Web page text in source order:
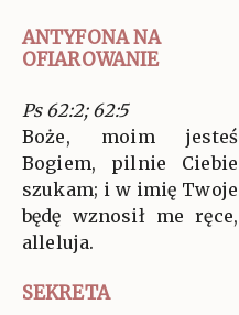
ANTYFONA NA
OFIAROWANIE
Ps 62:2; 62:5
Boże, moim jesteś
Bogiem, pilnie Ciebie
szukam; i w imię Twoje
będę wznosił me ręce,
alleluja.
SEKRETA